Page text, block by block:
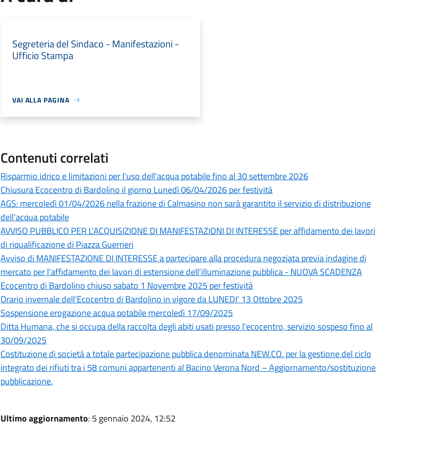
Segreteria del Sindaco - Manifestazioni -
Ufficio Stampa
VAI ALLA PAGINA
Contenuti correlati
Risparmio idrico e limitazioni per l'uso dell'acqua potabile fino al 30 settembre 2026
Chiusura Ecocentro di Bardolino il giorno Lunedì 06/04/2026 per festività
AGS: mercoledì 01/04/2026 nella frazione di Calmasino non sarà garantito il servizio di distribuzione
dell'acqua potabile
AVVISO PUBBLICO PER L’ACQUISIZIONE DI MANIFESTAZIONI DI INTERESSE per affidamento dei lavori
di riqualificazione di Piazza Guerrieri
Avviso di MANIFESTAZIONE DI INTERESSE a partecipare alla procedura negoziata previa indagine di
mercato per l’affidamento dei lavori di estensione dell’illuminazione pubblica - NUOVA SCADENZA
Ecocentro di Bardolino chiuso sabato 1 Novembre 2025 per festività
Orario invernale dell'Ecocentro di Bardolino in vigore da LUNEDI' 13 Ottobre 2025
Sospensione erogazione acqua potabile mercoledì 17/09/2025
Ditta Humana, che si occupa della raccolta degli abiti usati presso l'ecocentro, servizio sospeso fino al
30/09/2025
Costituzione di società a totale partecipazione pubblica denominata NEW.CO. per la gestione del ciclo
integrato dei rifiuti tra i 58 comuni appartenenti al Bacino Verona Nord – Aggiornamento/sostituzione
pubblicazione.
Ultimo aggiornamento: 5 gennaio 2024, 12:52